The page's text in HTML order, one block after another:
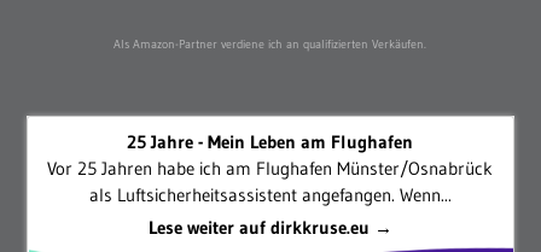
Als Amazon-Partner verdiene ich an qualifizierten Verkäufen.
25 Jahre - Mein Leben am Flughafen
Vor 25 Jahren habe ich am Flughafen Münster/Osnabrück
als Luftsicherheitsassistent angefangen. Wenn...
Lese weiter auf dirkkruse.eu →